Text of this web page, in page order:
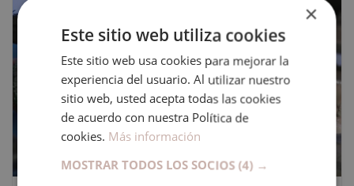
×
Este sitio web utiliza cookies
Este sitio web usa cookies para mejorar la
experiencia del usuario. Al utilizar nuestro
sitio web, usted acepta todas las cookies
de acuerdo con nuestra Política de
cookies. Más información
MOSTRAR TODOS LOS SOCIOS (4) →